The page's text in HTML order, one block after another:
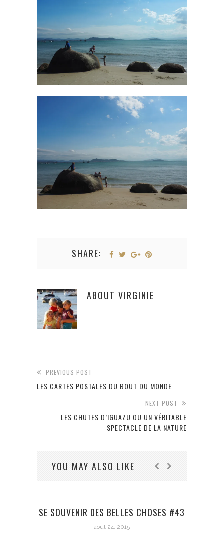
SHARE:
ABOUT VIRGINIE
PREVIOUS POST
LES CARTES POSTALES DU BOUT DU MONDE
NEXT POST
LES CHUTES D’IGUAZU OU UN VÉRITABLE
SPECTACLE DE LA NATURE
YOU MAY ALSO LIKE
SE SOUVENIR DES BELLES CHOSES #43
août 24, 2015